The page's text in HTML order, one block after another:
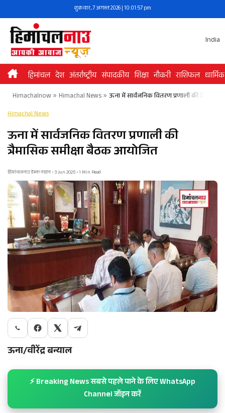
to
content
शुक्रवार, 7 अगस्त 2026 | 10:01:57 pm
India
हिमांचल देश अंतर्राष्ट्रीय संपादकीय शिक्षा नौकरी राशिफल धार्मिक
Himachalnow» Himachal News» ऊना में सार्वजनिक वितरण प्रणाली की
Himachal News
ऊना में सार्वजनिक वितरण प्रणाली की
त्रैमासिक समीक्षा बैठक आयोजित
हिमांचलनाउ डेस्क नाहन • 3 Jun 2025 • 1 Min Read
ऊना/वीरेंद्र बन्याल
⚡ Breaking News सबसे पहले पाने के लिए WhatsApp
Channel जॉइन करें